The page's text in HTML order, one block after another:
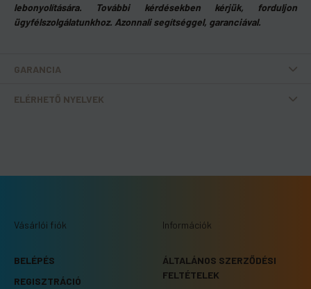
lebonyolítására. További kérdésekben kérjük, forduljon
ügyfélszolgálatunkhoz. Azonnali segítséggel, garanciával.
GARANCIA
ELÉRHETŐ NYELVEK
Vásárlói fiók
BELÉPÉS
REGISZTRÁCIÓ
Információk
ÁLTALÁNOS SZERZŐDÉSI
FELTÉTELEK